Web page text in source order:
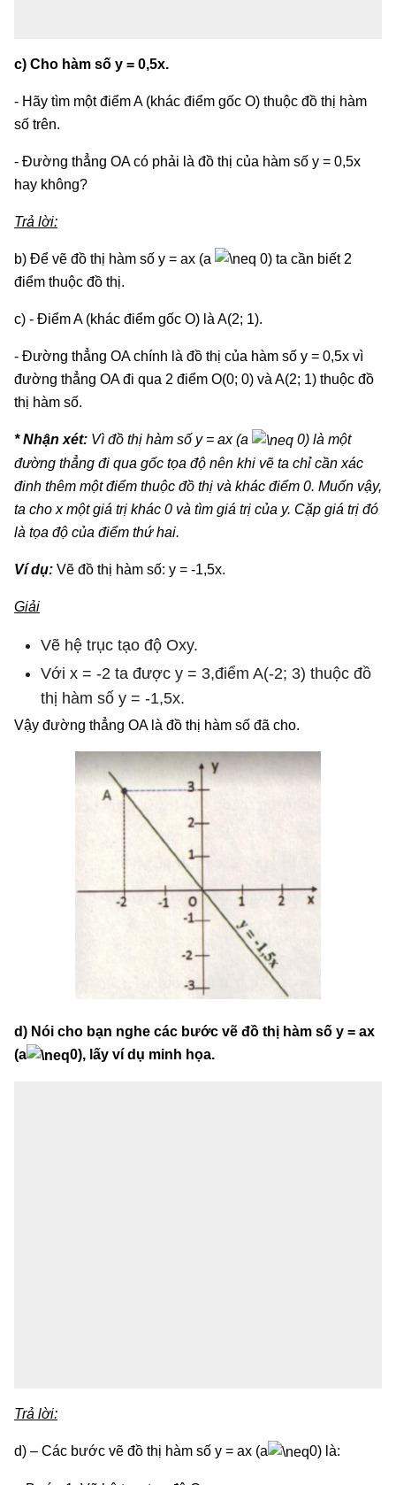
c) Cho hàm số y = 0,5x.
- Hãy tìm một điểm A (khác điểm gốc O) thuộc đồ thị hàm
số trên.
- Đường thẳng OA có phải là đồ thị của hàm số y = 0,5x
hay không?
Trả lời:
b) Để vẽ đồ thị hàm số y = ax (a
0) ta cần biết 2
điểm thuộc đồ thị.
c) - Điểm A (khác điểm gốc O) là A(2; 1).
- Đường thẳng OA chính là đồ thị của hàm số y = 0,5x vì
đường thẳng OA đi qua 2 điểm O(0; 0) và A(2; 1) thuộc đồ
thị hàm số.
* Nhận xét: Vì đồ thị hàm số y = ax (a
0) là một
đường thẳng đi qua gốc tọa độ nên khi vẽ ta chỉ cần xác
đinh thêm một điểm thuộc đồ thị và khác điểm 0. Muốn vậy,
ta cho x một giá trị khác 0 và tìm giá trị của y. Cặp giá trị đó
là tọa độ của điểm thứ hai.
Ví dụ: Vẽ đồ thị hàm số: y = -1,5x.
Giải
Vẽ hệ trục tạo độ Oxy.
Với x = -2 ta được y = 3,điểm A(-2; 3) thuộc đồ
thị hàm số y = -1,5x.
Vậy đường thẳng OA là đồ thị hàm số đã cho.
d) Nói cho bạn nghe các bước vẽ đồ thị hàm số y = ax
(a
0), lấy ví dụ minh họa.
Trả lời:
d) – Các bước vẽ đồ thị hàm số y = ax (a 0) là: